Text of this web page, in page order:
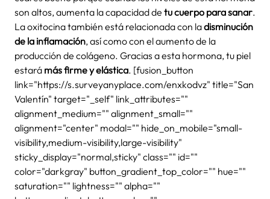
son altos, aumenta la capacidad de tu cuerpo para sanar.
La oxitocina también está relacionada con ladisminución
de la inflamación, así como con el aumento de la
producción de colágeno. Gracias a esta hormona, tu piel
estará más firme y elástica. [fusion_button
link="https://s.surveyanyplace.com/enxkodvz" title="San
Valentín" target="_self" link_attributes=""
alignment_medium="" alignment_small=""
alignment="center" modal="" hide_on_mobile="small-
visibility,medium-visibility,large-visibility"
sticky_display="normal,sticky" class="" id=""
color="darkgray" button_gradient_top_color="" hue=""
saturation="" lightness="" alpha=""